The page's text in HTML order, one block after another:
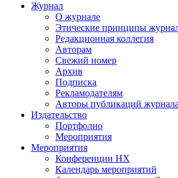
Журнал
О журнале
Этические принципы
Редакционная коллегия
Авторам
Свежий номер
Архив
Подписка
Рекламодателям
Авторы публикаций журнала
Издательство
Портфолио
Мероприятия
Мероприятия
Конференции НХ
Календарь мероприятий